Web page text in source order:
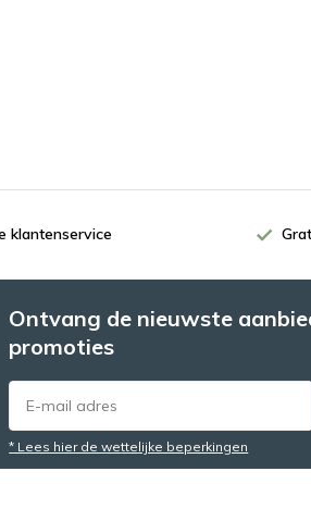
klantenservice
Ontvang de nieuwste
promoties
* Lees hier de wettelijke beperkingen